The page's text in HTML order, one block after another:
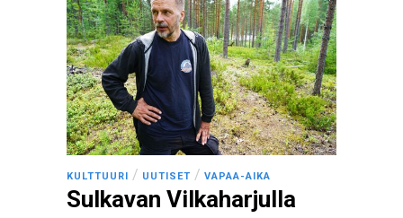
KULTTUURI / UUTISET / VAPAA-AIKA
Sulkavan Vilkaharjulla